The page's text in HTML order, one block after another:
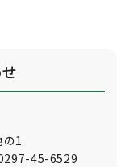
1
45-6529